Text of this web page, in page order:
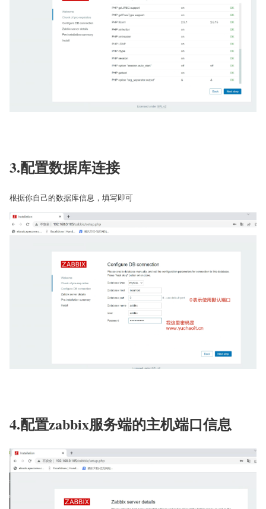
3.配置数据库连接
4.配置zabbix服务端的主机端口信息